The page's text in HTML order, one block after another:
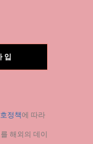
입
정책에 따라
해외의 데이